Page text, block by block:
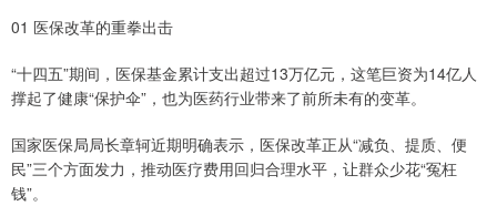
01 医保改革的重拳出击
“十四五”期间，医保基金累计支出超过13万亿元，这笔巨资为14亿人
撑起了健康“保护伞”，也为医药行业带来了前所未有的变革。
国家医保局局长章轲近期明确表示，医保改革正从“减负、提质、便
民”三个方面发力，推动医疗费用回归合理水平，让群众少花“冤枉
钱”。